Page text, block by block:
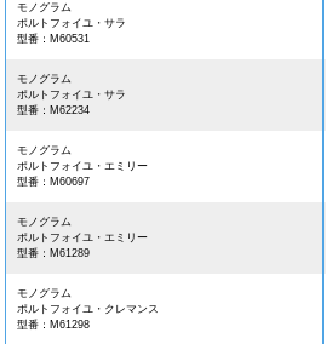
モノグラム
ポルトフォイユ・サラ
型番：M60531
モノグラム
ポルトフォイユ・サラ
型番：M62234
モノグラム
ポルトフォイユ・エミリー
型番：M60697
モノグラム
ポルトフォイユ・エミリー
型番：M61289
モノグラム
ポルトフォイユ・クレマンス
型番：M61298